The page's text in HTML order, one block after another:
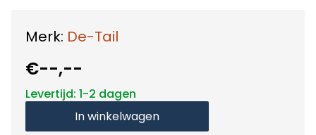
Merk: De-Tail
€--,--
Levertijd: 1-2 dagen
In winkelwagen